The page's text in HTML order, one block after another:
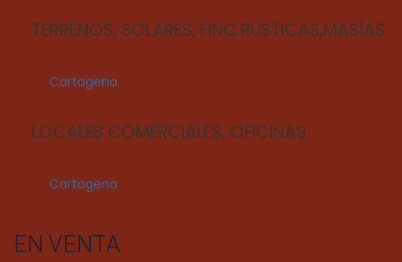
TERRENOS, SOLARES, FINC.RÚSTICAS,MASÍAS
Cartagena
LOCALES COMERCIALES, OFICINAS
Cartagena
EN VENTA